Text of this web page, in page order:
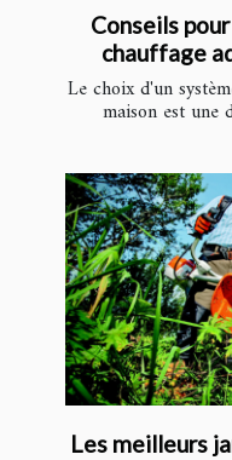
Conseils
chauffage
Le choix d'un
maison est une
Les meilleurs